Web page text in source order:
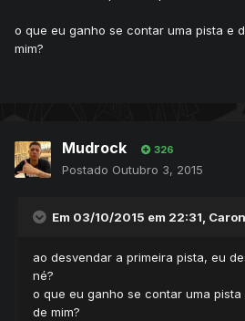
o que eu ganho se contar uma pista e
mim?
Mudrock 326
Postado Outubro 3, 2015
Em 03/10/2015 em 22:31,
ao desvendar a primeira pista, eu
né?
o que eu ganho se contar uma
de mim?